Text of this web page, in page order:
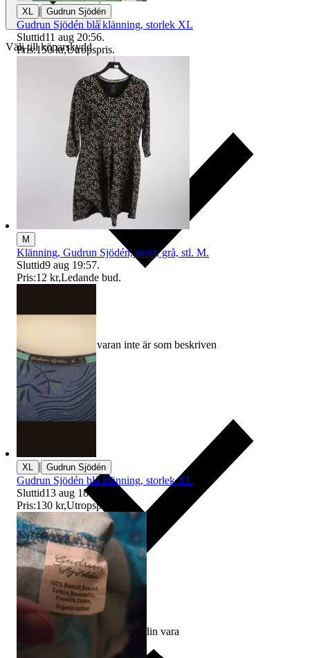
Välj till köparskydd
Ersättning om varan inte är som beskriven
Ersättning om du inte får din vara
XL | Gudrun Sjödén
Gudrun Sjödén blå klänning, storlek XL
Sluttid11 aug 20:56.
Pris:150 kr,Utropspris.
M
Klänning, Gudrun Sjödén, svart, grå, stl. M.
Sluttid9 aug 19:57.
Pris:12 kr,Ledande bud.
XL | Gudrun Sjödén
Gudrun Sjödén blå klänning, storlek XL
Sluttid13 aug 18:03
Pris:130 kr,Utropspris